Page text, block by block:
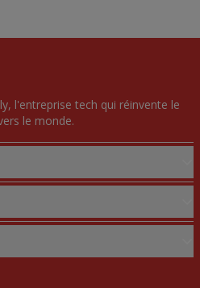
l'entreprise tech qui réinvente le
le monde.